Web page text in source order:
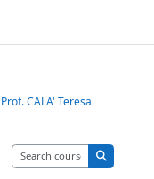
Prof. CALA' Teresa
Search
Search